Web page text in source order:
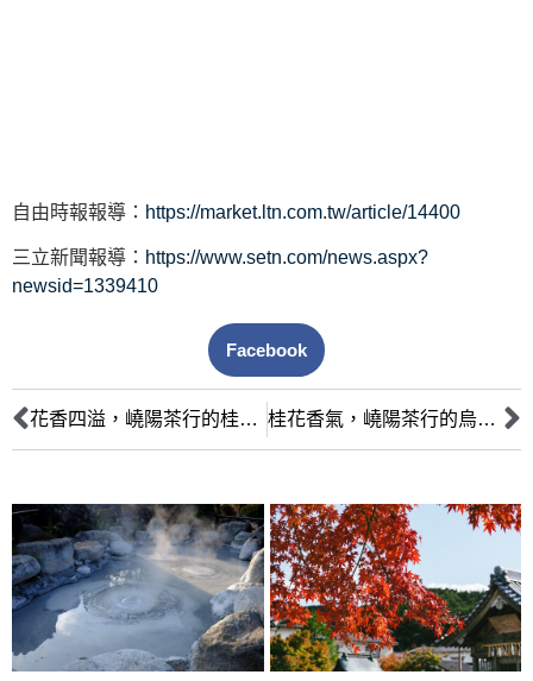
自由時報報導： https://market.ltn.com.tw/article/14400
三立新聞報導： https://www.setn.com/news.aspx?
newsid=1339410
Facebook
花香四溢，嶢陽茶行的桂花烏龍茶韻味無窮 桂花香氣，嶢陽茶行的烏龍茶展現品味之選